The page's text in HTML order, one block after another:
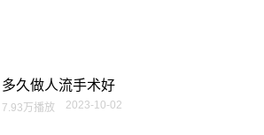
多久做人流手术好
7.93万播放 2023-10-02